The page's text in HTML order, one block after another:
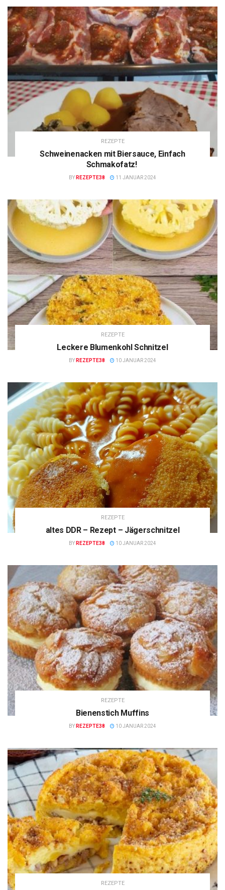
REZEPTE
Schweinenacken mit Biersauce, Einfach
Schmakofatz!
BY REZEPTE38 11 JANUAR 2024
REZEPTE
Leckere Blumenkohl Schnitzel
BY REZEPTE38 10 JANUAR 2024
REZEPTE
altes DDR – Rezept – Jägerschnitzel
BY REZEPTE38 10 JANUAR 2024
REZEPTE
Bienenstich Muffins
BY REZEPTE38 10 JANUAR 2024
REZEPTE